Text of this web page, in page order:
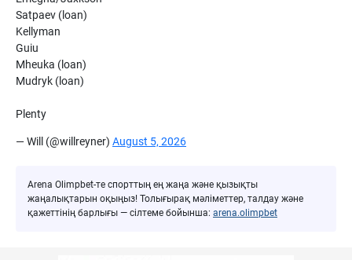
Satpaev (loan)
Kellyman
Guiu
Mheuka (loan)
Mudryk (loan)
Plenty
— Will (@willreyner) August 5, 2026
Arena Olimpbet-те спорттың ең жаңа және қызықты
жаңалықтарын оқыңыз! Толығырақ мәліметтер, талдау және
қажеттінің барлығы — сілтеме бойынша: arena.olimpbet